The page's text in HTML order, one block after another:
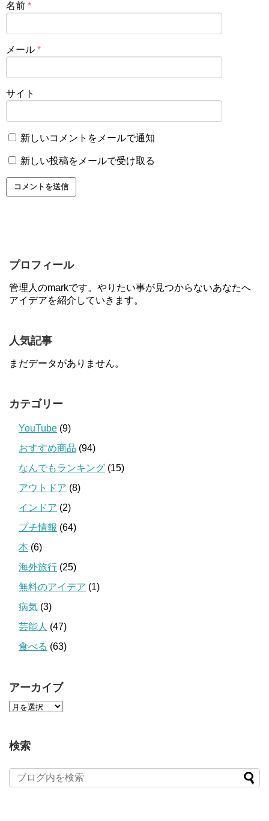
名前 *
メール *
サイト
新しいコメントをメールで通知
新しい投稿をメールで受け取る
プロフィール
管理人のmarkです。やりたい事が見つからないあなたへ
アイデアを紹介していきます。
人気記事
まだデータがありません。
カテゴリー
YouTube (9)
おすすめ商品 (94)
なんでもランキング (15)
アウトドア (8)
インドア (2)
プチ情報 (64)
本 (6)
海外旅行 (25)
無料のアイデア (1)
病気 (3)
芸能人 (47)
食べる (63)
アーカイブ
検索